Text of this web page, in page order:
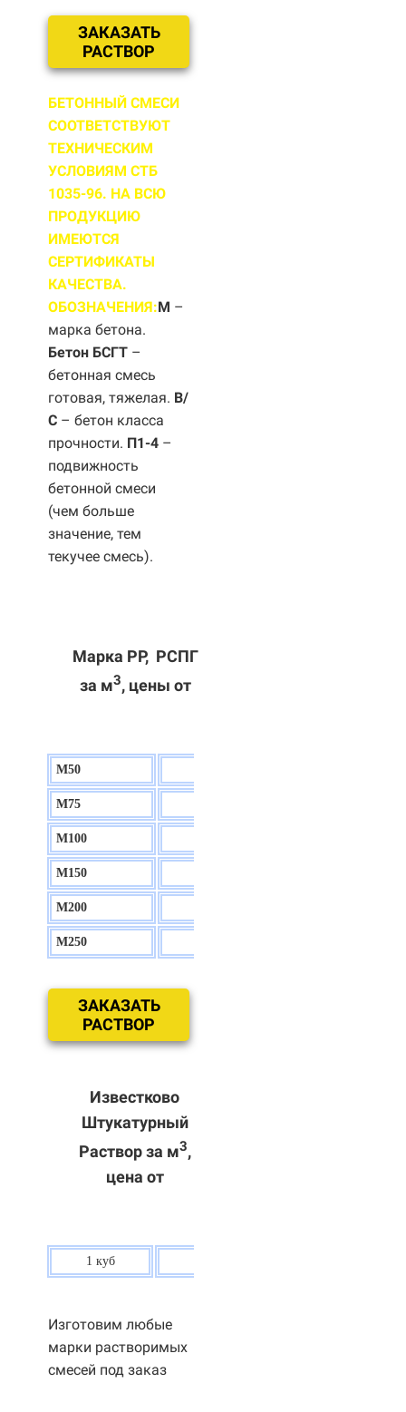
ЗАКАЗАТЬ
РАСТВОР
БЕТОННЫЙ СМЕСИ
СООТВЕТСТВУЮТ
ТЕХНИЧЕСКИМ
УСЛОВИЯМ СТБ
1035-96. НА ВСЮ
ПРОДУКЦИЮ
ИМЕЮТСЯ
СЕРТИФИКАТЫ
КАЧЕСТВА.
ОБОЗНАЧЕНИЯ:М –
марка бетона.
Бетон БСГТ –
бетонная смесь
готовая, тяжелая. B/
С – бетон класса
прочности. П1-4 –
подвижность
бетонной смеси
(чем больше
значение, тем
текучее смесь).
Марка РР, РСПГ
за м3, цены от
М50
М75
М100
М150
М200
М250
ЗАКАЗАТЬ
РАСТВОР
Известково
Штукатурный
Раствор за м3,
цена от
1 куб
Изготовим любые
марки растворимых
смесей под заказ